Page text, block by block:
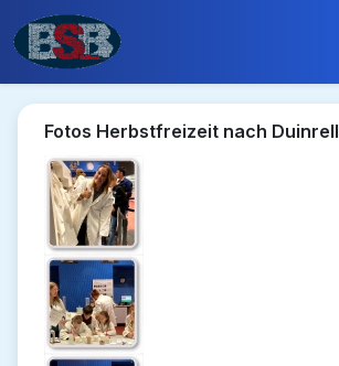
Fotos Herbstfreizeit nach Duinrell